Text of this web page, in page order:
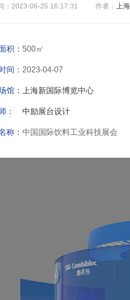
：2023-06-25 16:17:31 作者： 上
积： 500㎡
间： 2023-04-07
馆： 上海新国际博览中心
： 中励展台设计
称： 中国国际饮料工业科技展会